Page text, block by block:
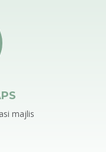
majlis